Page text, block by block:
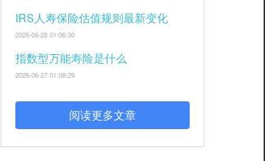
IRS人寿保险估值规则最新变化
2026-06-28 01:06:30
指数型万能寿险是什么
2026-06-27 01:08:29
阅读更多文章